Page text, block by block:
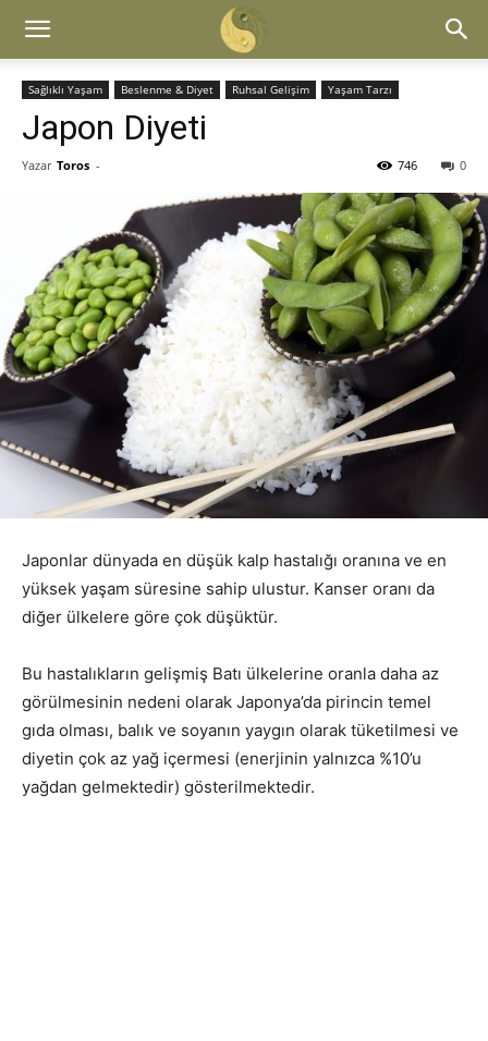
Sağlıklı Yaşam Beslenme & Diyet Ruhsal Gelişim Yaşam Tarzı
Japon Diyeti
Yazar Toros - 0
746
Japonlar dünyada en düşük kalp hastalığı oranına ve en
yüksek yaşam süresine sahip ulustur. Kanser oranı da
diğer ülkelere göre çok düşüktür.
Bu hastalıkların gelişmiş Batı ülkelerine oranla daha az
görülmesinin nedeni olarak Japonya’da pirincin temel
gıda olması, balık ve soyanın yaygın olarak tüketilmesi ve
diyetin çok az yağ içermesi (enerjinin yalnızca %10’u
yağdan gelmektedir) gösterilmektedir.